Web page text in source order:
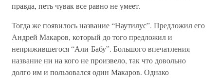
правда, петь чувак все равно не умеет.
Тогда же появилось название “Наутилус”. Предложил его
Андрей Макаров, который до того предложил и
неприжившегося “Али-Бабу”. Большого впечатления
название ни на кого не произвело, так что довольно
долго им и пользовался один Макаров. Однако